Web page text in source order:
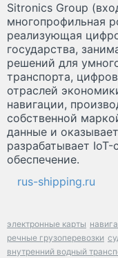
Sitronics Group
многопрофильная
реализующая
государства,
решений для
транспорта,
отраслей
навигации,
собственной
данные и
разрабатывает
обеспечение.
rus-shipping.ru
электронные карты
речные грузоперевозки
внутренний водный